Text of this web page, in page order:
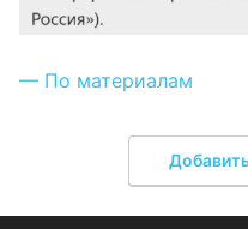
— По материалам